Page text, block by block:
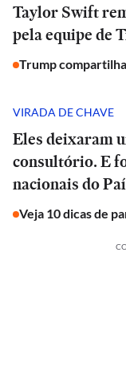
Taylor Swift
pela equipe de
Trump
VIRADA DE CHAVE
Eles deixaram
consultório. E
nacionais do
Veja 10 dicas de